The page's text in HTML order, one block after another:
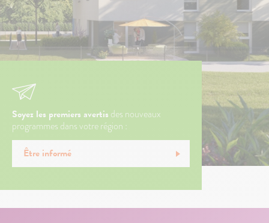
Soyez les premiers avertis des nouveaux
programmes dans votre région :
Être informé